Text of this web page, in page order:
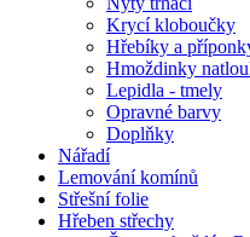
Krycí kloboučky
Hřebíky a
Hmoždinky
Lepidla - tmely
Opravné barvy
Doplňky
Nářadí
Lemování komínů
Střešní folie
Hřeben střechy